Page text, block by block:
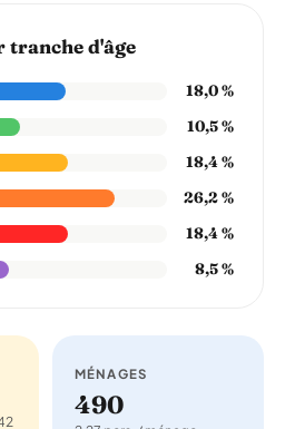
d'âge
18,0 %
10,5 %
18,4 %
26,2 %
18,4 %
8,5 %
MÉNAGES
490